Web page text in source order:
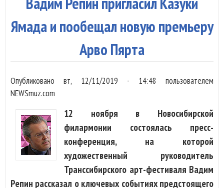
Ямада и пообещал новую премьеру
Арво Пярта
Опубликовановт, 12/11/2019 - 14:48 пользователем
NEWSmuz.com
12 ноября в Новосибирской
филармонии состоялась пресс-
конференция, на которой
художественный руководитель
Транссибирского арт-фестиваля Вадим
Репин рассказал о ключевых событиях предстоящего